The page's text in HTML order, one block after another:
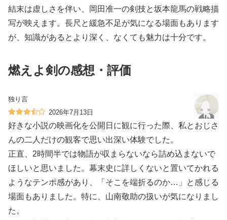
結末は虚しさを伴い、岡田准一の剣技と坂本龍馬の戦略描
写が映えます。長尺と緩急不足が気になる場面もあります
が、知識があるとより深く、なくても魅力は十分です。
燃えよ剣の感想・評価
独り言
2026年7月13日
好きな小説の映画化を公開日に観に行った際、私とおじさ
んの二人だけの観客で思い出深い体験でした。
正直、2時間半では物語が収まらないなら詰め込まないで
ほしいと思いました。幕末史に詳しくないと置いてかれる
ようなテンポ感があり、「そこを端折るのか…」と感じる
場面もありました。特に、山南敬助の扱いが気になりまし
た。